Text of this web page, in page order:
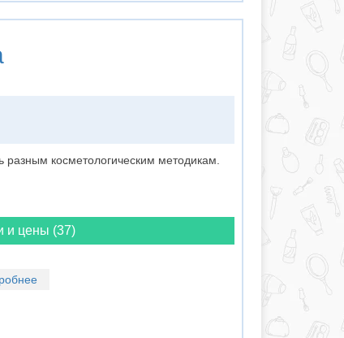
косметологическим методикам.
и цены (37)